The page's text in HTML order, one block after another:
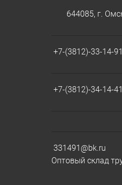
644085, г.
+7-(3812)-33-14-
+7-(3812)-34-14-41
331491@bk.ru
Оптовый склад